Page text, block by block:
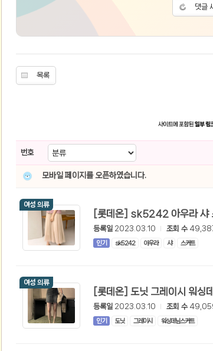
스키&보드
댓글
목록
번호
모바일 페이지를 오픈하였습니다.
여성 의류
등록일 2023.03.10 조회 수
인기 sk5242 아우라 샤 스커트
여성 의류
등록일 2023.03.10 조회 수
인기 도닛 그레이시 워싱데님스커트